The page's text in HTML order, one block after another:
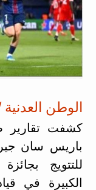
الوطن العدنية
كشفت تقارير
باريس سان
للتتويج
الكبيرة في